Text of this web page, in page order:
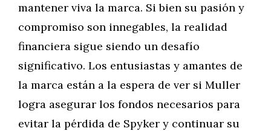
mantener viva la marca. Si bien su pasión y
compromiso son innegables, la realidad
financiera sigue siendo un desafío
significativo. Los entusiastas y amantes de
la marca están a la espera de ver si Muller
logra asegurar los fondos necesarios para
evitar la pérdida de Spyker y continuar su